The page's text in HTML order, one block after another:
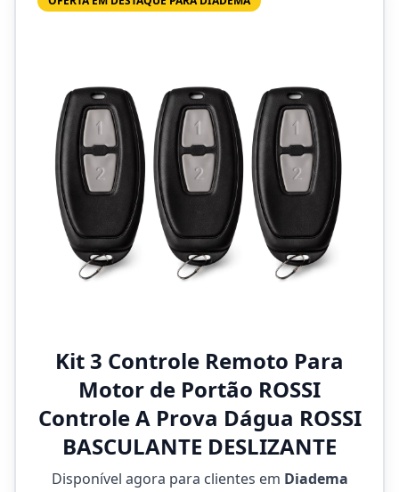
Kit 3 Controle Remoto Para
Motor de Portão ROSSI
Controle A Prova Dágua ROSSI
BASCULANTE DESLIZANTE
Disponível agora para clientes em Diadema